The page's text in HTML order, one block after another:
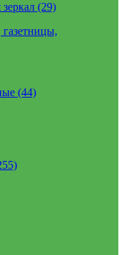
(29)
(44)